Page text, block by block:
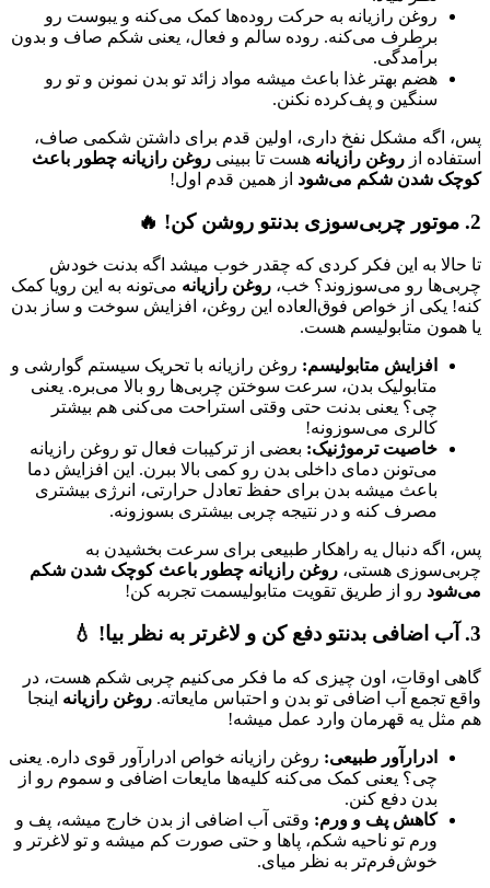
روغن رازیانه به حرکت روده‌ها کمک می‌کنه و یبوست رو
برطرف می‌کنه. روده سالم و فعال، یعنی شکم صاف و بدون
برآمدگی.
هضم بهتر غذا باعث میشه مواد زائد تو بدن نمونن و تو رو
سنگین و پف‌کرده نکنن.
پس، اگه مشکل نفخ داری، اولین قدم برای داشتن شکمی صاف،
استفاده از روغن رازیانه هست تا ببینی روغن رازیانه چطور باعث
کوچک شدن شکم می‌شود از همین قدم اول!
2. موتور چربی‌سوزی بدنتو روشن کن! 🔥
تا حالا به این فکر کردی که چقدر خوب میشد اگه بدنت خودش
چربی‌ها رو می‌سوزوند؟ خب، روغن رازیانه می‌تونه به این رویا کمک
کنه! یکی از خواص فوق‌العاده این روغن، افزایش سوخت و ساز بدن
یا همون متابولیسم هست.
افزایش متابولیسم: روغن رازیانه با تحریک سیستم گوارشی و
متابولیک بدن، سرعت سوختن چربی‌ها رو بالا می‌بره. یعنی
چی؟ یعنی بدنت حتی وقتی استراحت می‌کنی هم بیشتر
کالری می‌سوزونه!
خاصیت ترموژنیک: بعضی از ترکیبات فعال تو روغن رازیانه
می‌تونن دمای داخلی بدن رو کمی بالا ببرن. این افزایش دما
باعث میشه بدن برای حفظ تعادل حرارتی، انرژی بیشتری
مصرف کنه و در نتیجه چربی بیشتری بسوزونه.
پس، اگه دنبال یه راهکار طبیعی برای سرعت بخشیدن به
چربی‌سوزی هستی، روغن رازیانه چطور باعث کوچک شدن شکم
می‌شود رو از طریق تقویت متابولیسمت تجربه کن!
3. آب اضافی بدنتو دفع کن و لاغرتر به نظر بیا! 💧
گاهی اوقات، اون چیزی که ما فکر می‌کنیم چربی شکم هست، در
واقع تجمع آب اضافی تو بدن و احتباس مایعاته. روغن رازیانه اینجا
هم مثل یه قهرمان وارد عمل میشه!
ادرارآور طبیعی: روغن رازیانه خواص ادرارآور قوی داره. یعنی
چی؟ یعنی کمک می‌کنه کلیه‌ها مایعات اضافی و سموم رو از
بدن دفع کنن.
کاهش پف و ورم: وقتی آب اضافی از بدن خارج میشه، پف و
ورم تو ناحیه شکم، پاها و حتی صورت کم میشه و تو لاغرتر و
خوش‌فرم‌تر به نظر میای.